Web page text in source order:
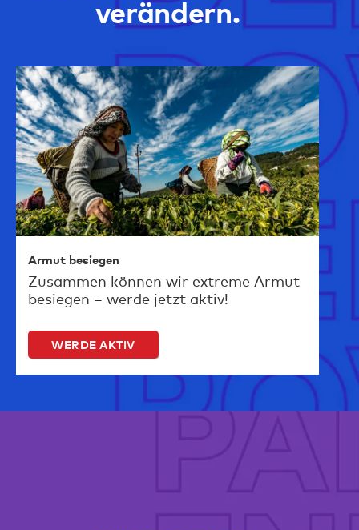
verändern.
Armut besiegen
Zusammen können wir extreme Armut
besiegen – werde jetzt aktiv!
WERDE AKTIV